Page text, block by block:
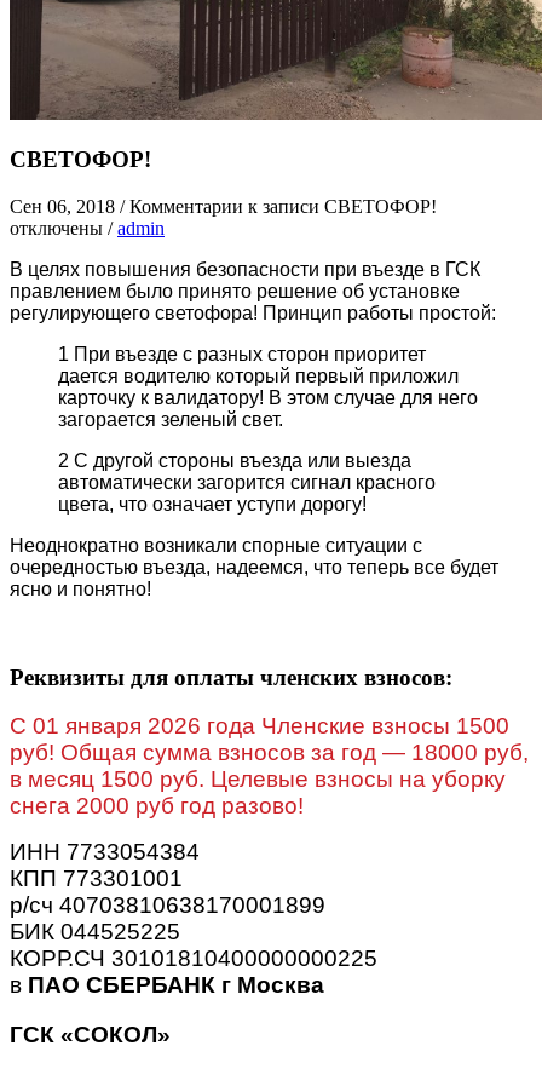
СВЕТОФОР!
Сен 06, 2018 /Комментарии к записи СВЕТОФОР!
отключены /admin
В целях повышения безопасности при въезде в ГСК
правлением было принято решение об установке
регулирующего светофора! Принцип работы простой:
1 При въезде с разных сторон приоритет
дается водителю который первый приложил
карточку к валидатору! В этом случае для него
загорается зеленый свет.
2 С другой стороны въезда или выезда
автоматически загорится сигнал красного
цвета, что означает уступи дорогу!
Неоднократно возникали спорные ситуации с
очередностью въезда, надеемся, что теперь все будет
ясно и понятно!
Реквизиты для оплаты членских взносов:
C 01 января 2026 года Членские взносы 1500
руб! Общая сумма взносов за год — 18000 руб,
в месяц 1500 руб. Целевые взносы на уборку
снега 2000 руб год разово!
ИНН 7733054384
КПП 773301001
р/сч 40703810638170001899
БИК 044525225
КОРР.СЧ 30101810400000000225
в ПАО СБЕРБАНК г Москва
ГСК «СОКОЛ»